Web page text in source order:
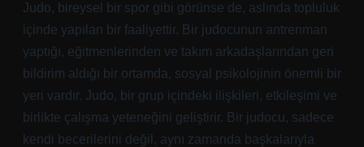
Judo, bireysel bir spor gibi görünse de, aslında topluluk
içinde yapılan bir faaliyettir. Bir judocunun antrenman
yaptığı, eğitmenlerinden ve takım arkadaşlarından geri
bildirim aldığı bir ortamda, sosyal psikolojinin önemli bir
yeri vardır. Judo, bir grup içindeki ilişkileri, etkileşimi ve
birlikte çalışma yeteneğini geliştirir. Bir judocu, sadece
kendi becerilerini değil, aynı zamanda başkalarıyla